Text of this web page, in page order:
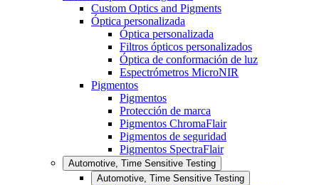
Custom Optics and Pigments
Óptica personalizada
Óptica personalizada
Filtros ópticos personalizados
Óptica de conformación de luz
Espectrómetros MicroNIR
Pigmentos
Pigmentos
Protección de marca
Pigmentos ChromaFlair
Pigmentos de seguridad
Pigmentos SpectraFlair
Automotive, Time Sensitive Testing
Automotive, Time Sensitive Testing